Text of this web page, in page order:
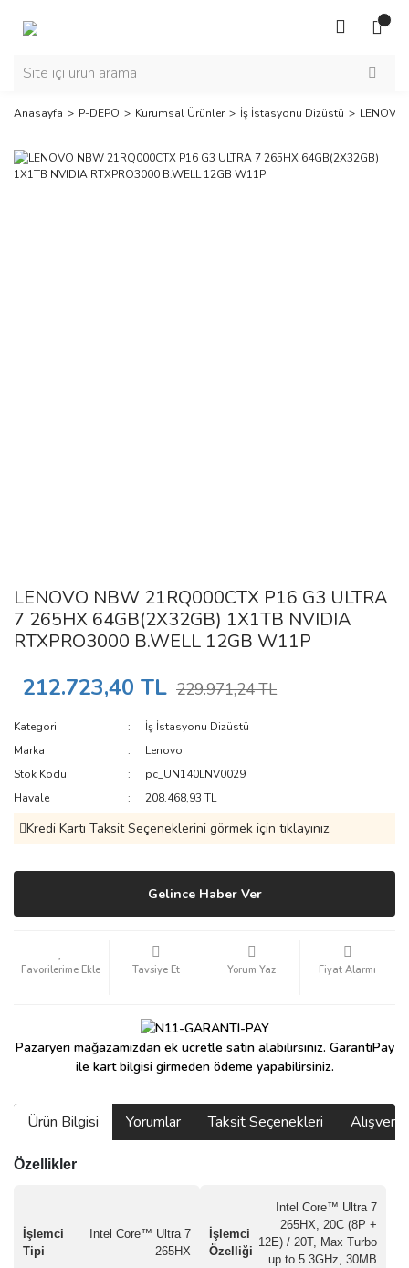
Anasayfa P-DEPO Kurumsal Ürünler İş İstasyonu Dizüstü
LENOVO NBW 21RQ000CTX P16 G3 ULTRA
7 265HX 64GB(2X32GB) 1X1TB NVIDIA
RTXPRO3000 B.WELL 12GB W11P
212.723,40 TL 229.971,24 TL
Kategori
İş İstasyonu Dizüstü
Marka
Lenovo
Stok Kodu
pc_UN140LNV0029
Havale
208.468,93 TL
Kredi Kartı Taksit Seçeneklerini görmek için tıklayınız.
Gelince Haber Ver
Tavsiye Et Yorum Yaz Fiyat Alarmı
Pazaryeri mağazamızdan ek ücretle satın alabilirsiniz. GarantiPay
ile kart bilgisi girmeden ödeme yapabilirsiniz.
Ürün Bilgisi Yorumlar Taksit Seçenekleri
Özellikler
İşlemci
Tipi
Intel Core™ Ultra 7
265HX
İşlemci
Özelliği
Intel Core™ Ultra 7
265HX, 20C (8P +
12E) / 20T, Max Turbo
up to 5.3GHz, 30MB